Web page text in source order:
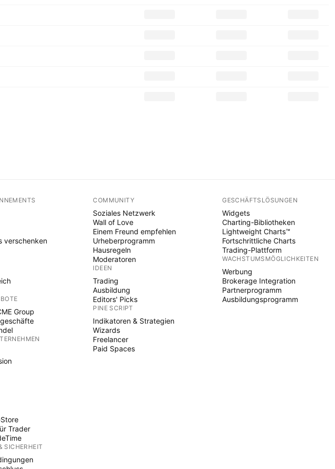
verschenken
Group
Trader
SICHERHEIT
COMMUNITY
Soziales Netzwerk
Wall of Love
Einem Freund empfehlen
Urheberprogramm
Hausregeln
Moderatoren
IDEEN
Trading
Ausbildung
Editors' Picks
PINE SCRIPT
Indikatoren & Strategien
Wizards
Freelancer
Paid Spaces
GESCHÄFTSLÖSUNGEN
Widgets
Charting-Bibliotheken
Lightweight Charts™
Fortschrittliche Charts
Trading-Plattform
WACHSTUMSMÖGLICHKEITEN
Werbung
Brokerage Integration
Partnerprogramm
Ausbildungsprogramm